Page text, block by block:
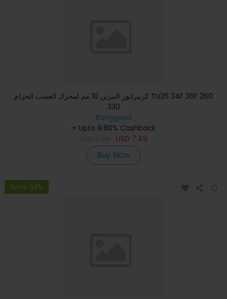
كربيراتور البنزين 10 مم لمحرك العشب الحزام TU26 34F 36F 260
330
Banggood
+ Upto 9.80% Cashback
USD 7.49
Buy Now
Save 53%